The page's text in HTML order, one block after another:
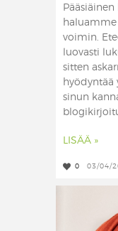
haluamme
voimin.
luovasti
sitten
hyödyntää
sinun
LISÄÄ »
0 03/04/